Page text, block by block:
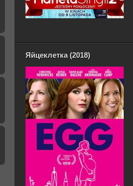
Яйцеклетка (2018)